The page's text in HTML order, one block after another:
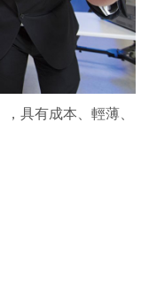
具有成本、輕薄、